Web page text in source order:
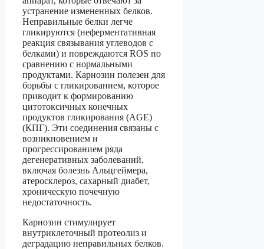
устранение измененных белков.
Неправильные белки легче
гликируются (неферментативная
реакция связывания углеводов с
белками) и повреждаются ROS по
сравнению с нормальными
продуктами. Карнозин полезен для
борьбы с гликированием, которое
приводит к формированию
цитотоксичных конечных
продуктов гликирования (AGE)
(КПГ). Эти соединения связаны с
возникновением и
прогрессированием ряда
дегенеративных заболеваний,
включая болезнь Альцгеймера,
атеросклероз, сахарный диабет,
хроническую почечную
недостаточность.
Карнозин стимулирует
внутриклеточный протеолиз и
деградацию неправильных белков.